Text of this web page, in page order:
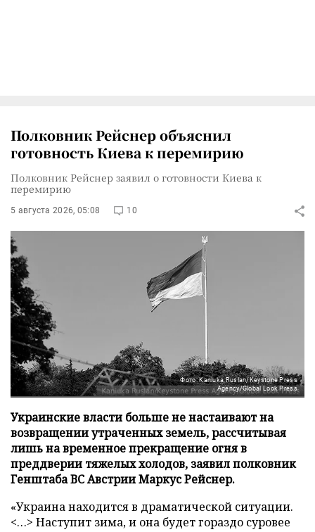
Полковник Рейснер объяснил
готовность Киева к перемирию
Полковник Рейснер заявил о готовности Киева к
перемирию
5 августа 2026, 05:08 10
Фото: Kaniuka Ruslan/Keystone Press
Agency/Global Look Press
Украинские власти больше не настаивают на
возвращении утраченных земель, рассчитывая
лишь на временное прекращение огня в
преддверии тяжелых холодов, заявил полковник
Генштаба ВС Австрии Маркус Рейснер.
«Украина находится в драматической ситуации.
<…> Наступит зима, и она будет гораздо суровее